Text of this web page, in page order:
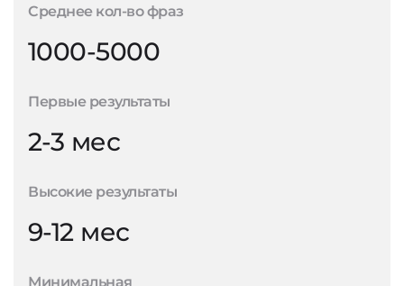
Среднее кол-во фраз
1000-5000
Первые результаты
2-3 мес
Высокие результаты
9-12 мес
Минимальная